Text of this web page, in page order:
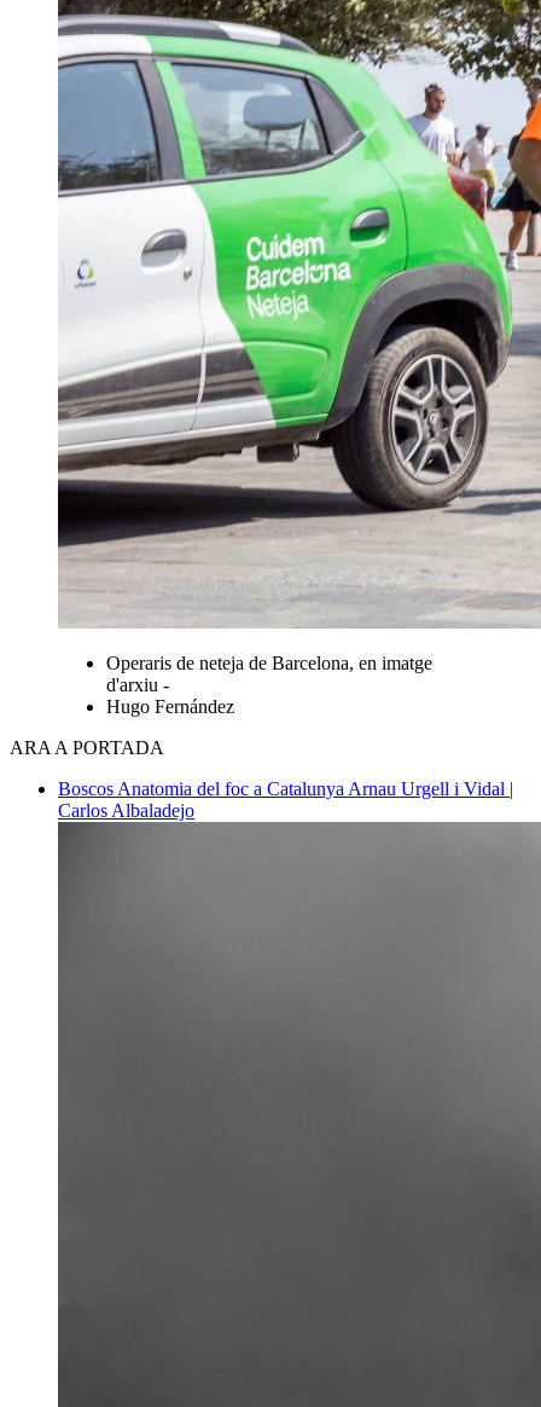
Operaris de neteja de Barcelona, en imatge
d'arxiu -
Hugo Fernández
ARA A PORTADA
Boscos Anatomia del foc a Catalunya Arnau Urgell i Vidal |
Carlos Albaladejo